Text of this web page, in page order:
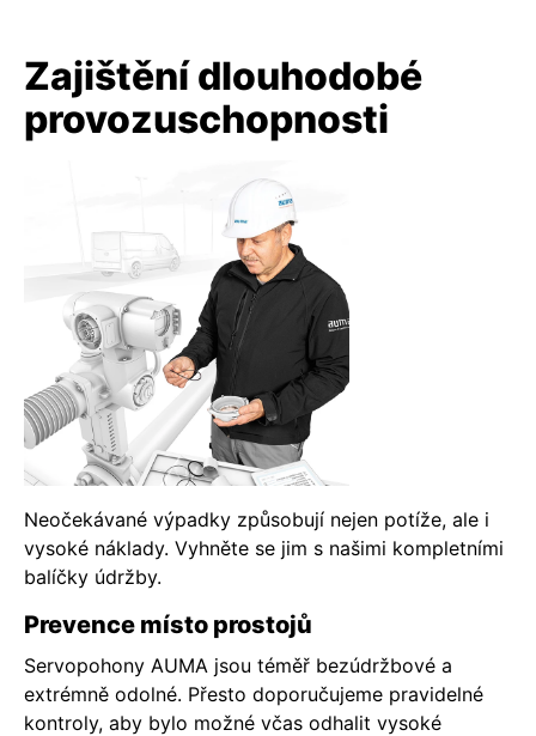
Zajištění dlouhodobé
provozuschopnosti
Neočekávané výpadky způsobují nejen potíže, ale i
vysoké náklady. Vyhněte se jim s našimi kompletními
balíčky údržby.
Prevence místo prostojů
Servopohony AUMA jsou téměř bezúdržbové a
extrémně odolné. Přesto doporučujeme pravidelné
kontroly, aby bylo možné včas odhalit vysoké